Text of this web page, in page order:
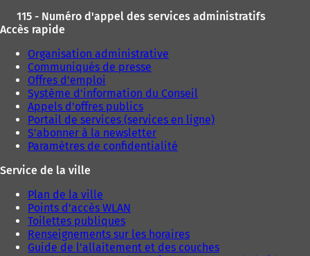
115 - Numéro d'appel des services administratifs
Accès rapide
Organisation administrative
Communiqués de presse
Offres d'emploi
Système d'information du Conseil
Appels d'offres publics
Portail de services (services en ligne)
S'abonner à la newsletter
Paramètres de confidentialité
Service de la ville
Plan de la ville
Points d'accès WLAN
Toilettes publiques
Renseignements sur les horaires
Guide de l'allaitement et des couches